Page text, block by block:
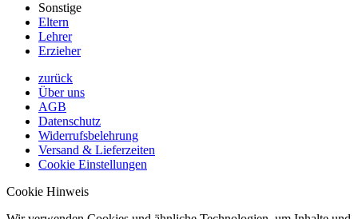
Sonstige
Eltern
Lehrer
Erzieher
zurück
Über uns
AGB
Datenschutz
Widerrufsbelehrung
Versand & Lieferzeiten
Cookie Einstellungen
Cookie Hinweis